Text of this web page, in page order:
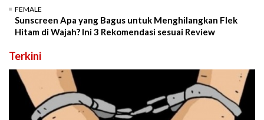
FEMALE
Sunscreen Apa yang Bagus untuk Menghilangkan Flek
Hitam di Wajah? Ini 3 Rekomendasi sesuai Review
Terkini